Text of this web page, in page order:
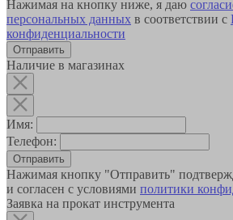
Нажимая на кнопку ниже, я даю
персональных данных в соответствии с
конфиденциальности
Наличие в магазинах
Имя:
Телефон:
Отправить
Нажимая кнопку "Отправить"
и согласен с условиями политики
Заявка на прокат инструмента